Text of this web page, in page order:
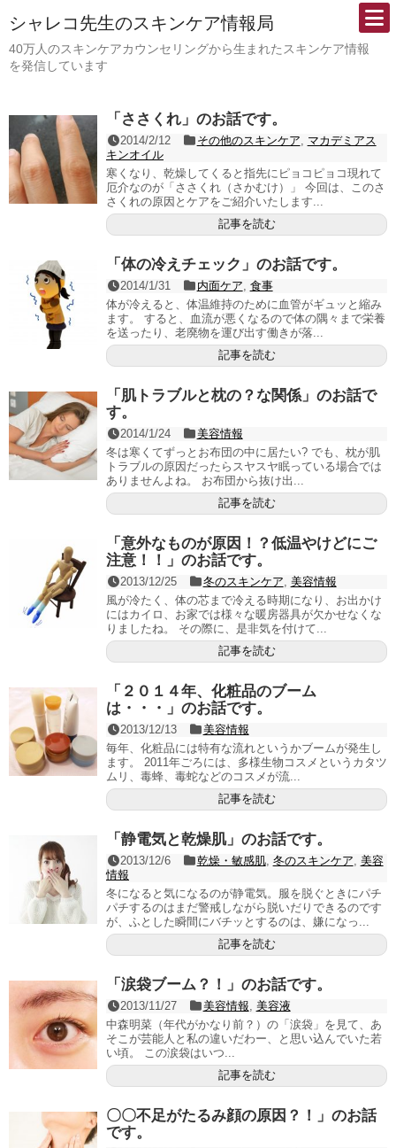
シャレコ先生のスキンケア情報局
40万人のスキンケアカウンセリングから生まれたスキンケア情報
を発信しています
「ささくれ」のお話です。
2014/2/12 その他のスキンケア, マカデミアス
キンオイル
寒くなり、乾燥してくると指先にピョコピョコ現れて
厄介なのが「ささくれ（さかむけ）」 今回は、このさ
さくれの原因とケアをご紹介いたします...
記事を読む
「体の冷えチェック」のお話です。
2014/1/31 内面ケア, 食事
体が冷えると、体温維持のために血管がギュッと縮み
ます。 すると、血流が悪くなるので体の隅々まで栄養
を送ったり、老廃物を運び出す働きが落...
記事を読む
「肌トラブルと枕の？な関係」のお話で
す。
2014/1/24
美容情報
冬は寒くてずっとお布団の中に居たい? でも、枕が肌
トラブルの原因だったらスヤスヤ眠っている場合では
ありませんよね。 お布団から抜け出...
記事を読む
「意外なものが原因！？低温やけどにご
注意！！」のお話です。
2013/12/25 冬のスキンケア, 美容情報
風が冷たく、体の芯まで冷える時期になり、お出かけ
にはカイロ、お家では様々な暖房器具が欠かせなくな
りましたね。 その際に、是非気を付けて...
記事を読む
「２０１４年、化粧品のブーム
は・・・」のお話です。
2013/12/13
美容情報
毎年、化粧品には特有な流れというかブームが発生し
ます。 2011年ごろには、多様生物コスメというカタツ
ムリ、毒蜂、毒蛇などのコスメが流...
記事を読む
「静電気と乾燥肌」のお話です。
2013/12/6 乾燥・敏感肌, 冬のスキンケア, 美容
情報
冬になると気になるのが静電気。服を脱ぐときにパチ
パチするのはまだ警戒しながら脱いだりできるのです
が、ふとした瞬間にバチッとするのは、嫌になっ...
記事を読む
「涙袋ブーム？！」のお話です。
2013/11/27 美容情報, 美容液
中森明菜（年代がかなり前？）の「涙袋」を見て、あ
そこが芸能人と私の違いだわー、と思い込んでいた若
い頃。 この涙袋はいつ...
記事を読む
〇〇不足がたるみ顔の原因？！」のお話
です。